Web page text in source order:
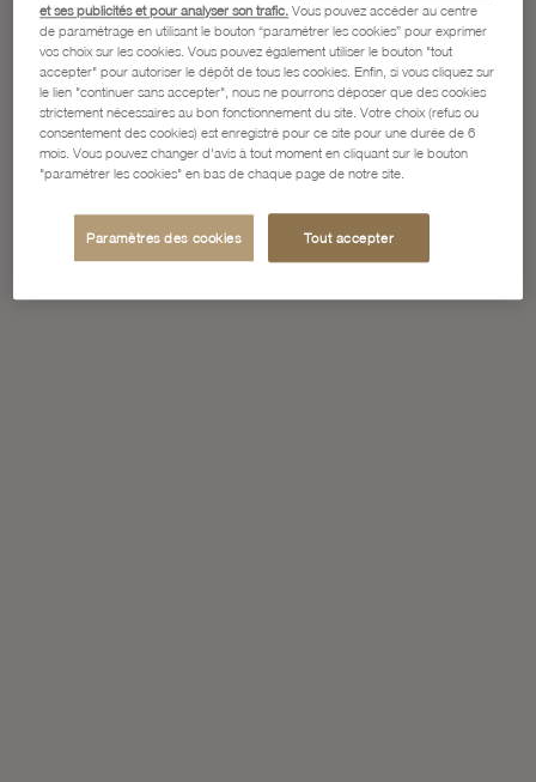
et ses publicités et pour analyser son trafic. Vous pouvez accéder au centre
de paramétrage en utilisant le bouton “paramétrer les cookies” pour exprimer
vos choix sur les cookies. Vous pouvez également utiliser le bouton "tout
accepter" pour autoriser le dépôt de tous les cookies. Enfin, si vous cliquez sur
le lien "continuer sans accepter", nous ne pourrons déposer que des cookies
strictement nécessaires au bon fonctionnement du site. Votre choix (refus ou
consentement des cookies) est enregistré pour ce site pour une durée de 6
mois. Vous pouvez changer d'avis à tout moment en cliquant sur le bouton
"paramétrer les cookies" en bas de chaque page de notre site.
Paramètres des cookies Tout accepter